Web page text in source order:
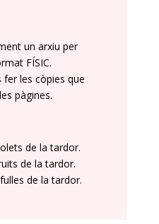
un arxiu per
FÍSIC.
les còpies que
pàgines.
de la tardor.
de la tardor.
de la tardor.